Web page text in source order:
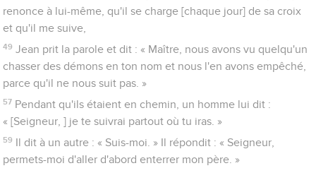
renonce à lui-même, qu'il se charge [chaque jour] de sa croix
et qu'il me suive,
49 Jean prit la parole et dit : « Maître, nous avons vu quelqu'un
chasser des démons en ton nom et nous l'en avons empêché,
parce qu'il ne nous suit pas. »
57 Pendant qu'ils étaient en chemin, un homme lui dit :
« [Seigneur, ] je te suivrai partout où tu iras. »
59
Il dit à un autre : « Suis-moi. » Il répondit : « Seigneur,
permets-moi d'aller d'abord enterrer mon père. »